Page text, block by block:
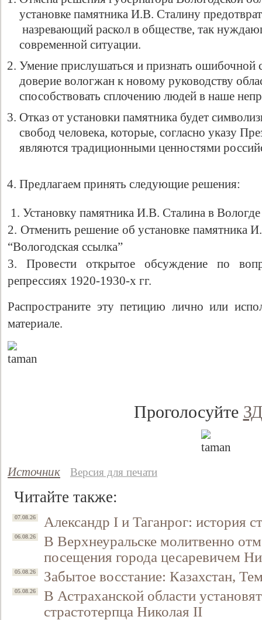
установке памятника И.В. Сталину
назревающий раскол в обществе, так
современной ситуации.
Умение прислушаться и признать
доверие вологжан к новому руководству
способствовать сплочению людей в наше
Отказ от установки памятника будет
свобод человека, которые, согласно указу
являются традиционными ценностями
Предлагаем принять следующие решения:
1. Установку памятника И.В. Сталина в Вологде
2. Отменить решение об установке памятника
“Вологодская ссылка”
3. Провести открытое обсуждение по
репрессиях 1920-1930-х гг.
Распространите эту петицию лично или
материале.
Проголосуйте
Источник Версия для печати
Читайте также:
07.08.26 Александр I и Таганрог: история
06.08.26
В Верхнеуральске молитвенно
посещения города цесаревичем
05.08.26 Забытое восстание: Казахстан,
05.08.26
В Астраханской области
страстотерпца Николая II